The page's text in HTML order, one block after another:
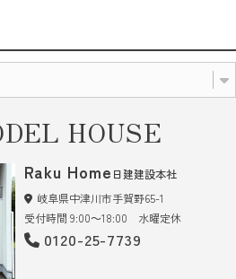
HOUSE
Raku Home 日建建設本社
岐阜県中津川市手賀野65-1
受付時間 9:00～18:00 水曜定休
0120-25-7739